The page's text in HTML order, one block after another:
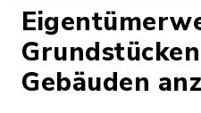
Gebäuden